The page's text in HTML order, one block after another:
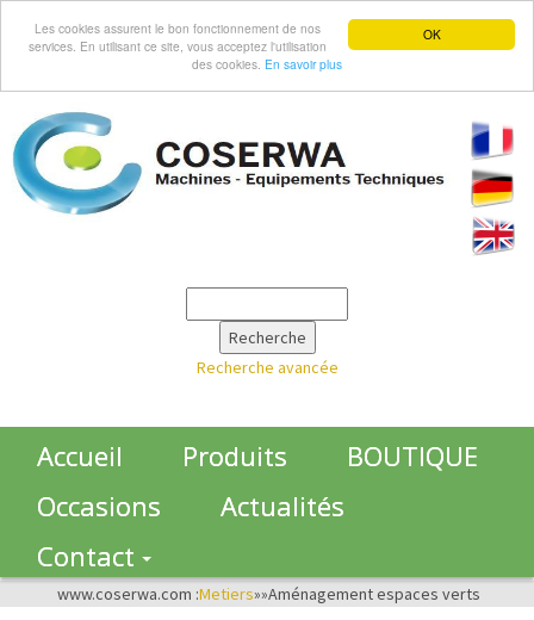
OK
Les cookies assurent le bon fonctionnement de nos
services. En utilisant ce site, vous acceptez l'utilisation
des cookies. En savoir plus
Recherche avancée
Accueil Produits
BOUTIQUE
Occasions
Actualités
Contact
www.coserwa.com :Metiers»»Aménagement espaces verts